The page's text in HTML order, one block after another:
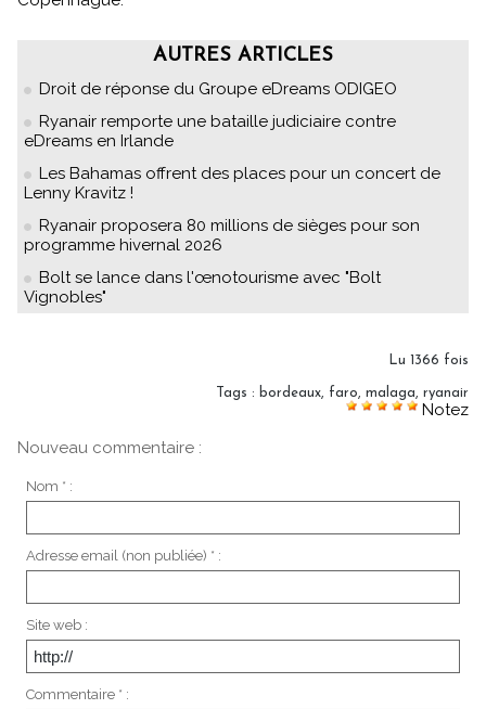
AUTRES ARTICLES
Droit de réponse du Groupe eDreams ODIGEO
Ryanair remporte une bataille judiciaire contre
eDreams en Irlande
Les Bahamas offrent des places pour un concert de
Lenny Kravitz !
Ryanair proposera 80 millions de sièges pour son
programme hivernal 2026
Bolt se lance dans l'œnotourisme avec "Bolt
Vignobles"
Lu 1366 fois
Tags : bordeaux, faro, malaga, ryanair
Notez
Nouveau commentaire :
Nom * :
Adresse email (non publiée) * :
Site web :
Commentaire * :